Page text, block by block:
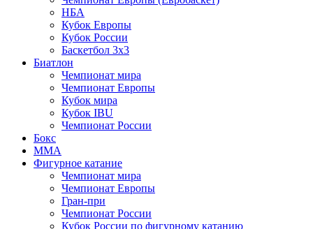
НБА
Кубок Европы
Кубок России
Баскетбол 3х3
Биатлон
Чемпионат мира
Чемпионат Европы
Кубок мира
Кубок IBU
Чемпионат России
Бокс
MMA
Фигурное катание
Чемпионат мира
Чемпионат Европы
Гран-при
Чемпионат России
Кубок России по фигурному катанию